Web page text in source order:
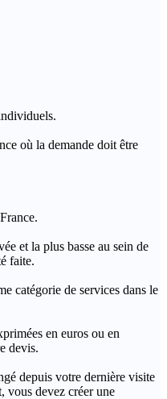
où la demande doit être
et la plus basse au sein de
faite.
catégorie de services dans le
en euros ou en
devis.
depuis votre dernière visite
vous devez créer une